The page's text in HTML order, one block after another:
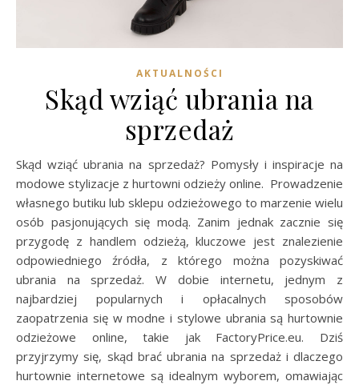
AKTUALNOŚCI
Skąd wziąć ubrania na
sprzedaż
Skąd wziąć ubrania na sprzedaż? Pomysły i inspiracje na
modowe stylizacje z hurtowni odzieży online. Prowadzenie
własnego butiku lub sklepu odzieżowego to marzenie wielu
osób pasjonujących się modą. Zanim jednak zacznie się
przygodę z handlem odzieżą, kluczowe jest znalezienie
odpowiedniego źródła, z którego można pozyskiwać
ubrania na sprzedaż. W dobie internetu, jednym z
najbardziej popularnych i opłacalnych sposobów
zaopatrzenia się w modne i stylowe ubrania są hurtownie
odzieżowe online, takie jak FactoryPrice.eu. Dziś
przyjrzymy się, skąd brać ubrania na sprzedaż i dlaczego
hurtownie internetowe są idealnym wyborem, omawiając